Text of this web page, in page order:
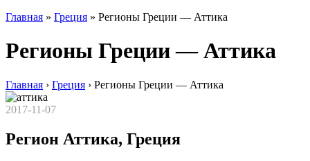
Главная » Греция » Регионы Греции — Аттика
Регионы Греции — Аттика
Главная › Греция › Регионы Греции — Аттика
2017-11-07
Регион Аттика, Греция